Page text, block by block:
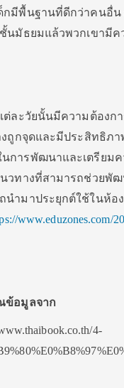
กมีพื้นฐานที่ดีกว่าคนอื่น
นมัธยมแล้วพวกเขามี
ต่ละวัยนั้นมีความต้องก
งถูกจุดและมีประสิทธิภ
การพัฒนาและเตรียม
วทางที่สามารถช่วยพัฒ
นำมาประยุกต์ใช้ในห้อ
www.eduzones.com/
ข้อมูลจาก
4-